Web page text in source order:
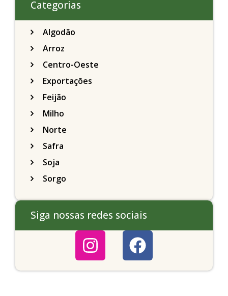
Categorias
Algodão
Arroz
Centro-Oeste
Exportações
Feijão
Milho
Norte
Safra
Soja
Sorgo
Siga nossas redes sociais